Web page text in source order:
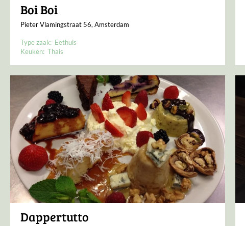
Boi Boi
Pieter Vlamingstraat 56, Amsterdam
Type zaak: Eethuis
Keuken: Thais
Dappertutto